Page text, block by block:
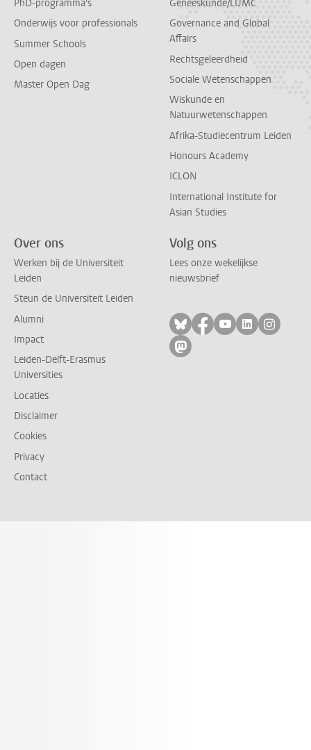
PhD-programma's
Onderwijs voor professionals
Summer Schools
Open dagen
Master Open Dag
Geneeskunde/LUMC
Governance and Global
Affairs
Rechtsgeleerdheid
Sociale Wetenschappen
Wiskunde en
Natuurwetenschappen
Afrika-Studiecentrum Leiden
Honours Academy
ICLON
International Institute for
Asian Studies
Over ons
Werken bij de Universiteit
Leiden
Steun de Universiteit Leiden
Alumni
Impact
Leiden-Delft-Erasmus
Universities
Locaties
Disclaimer
Cookies
Privacy
Contact
Volg ons
Lees onze wekelijkse
nieuwsbrief
Volg ons op bluesky
Volg ons op
Volg ons op
Volg ons
Volg
Volg ons op mastodon